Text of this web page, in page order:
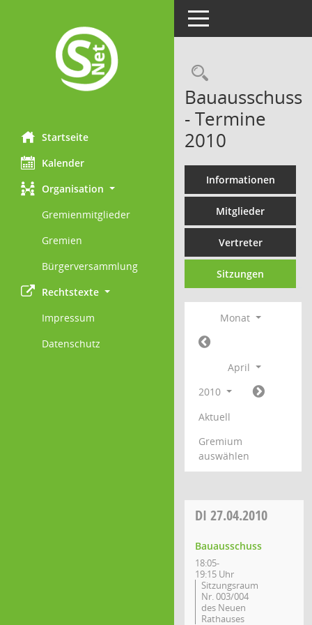
Startseite
Kalender
Organisation
Gremienmitglieder
Gremien
Bürgerversammlung
Rechtstexte
Impressum
Datenschutz
Toggle navigation
Bauausschuss
- Termine
2010
Informationen
Mitglieder
Vertreter
Sitzungen
Monat
April
2010
Aktuell
Gremium
auswählen
DI 27.04.2010
Bauausschuss
18:05-
19:15 Uhr
Sitzungsraum
Nr. 003/004
des Neuen
Rathauses